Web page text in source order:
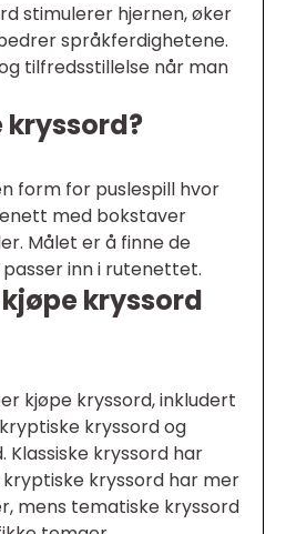
stimulerer hjernen, øker
språkferdighetene.
tilfredsstillelse når man
kryssord?
form for puslespill hvor
med bokstaver
Målet er å finne de
inn i rutenettet.
kryssord
kjøpe kryssord, inkludert
kryssord og
Klassiske kryssord har
kryssord har mer
mens tematiske kryssord